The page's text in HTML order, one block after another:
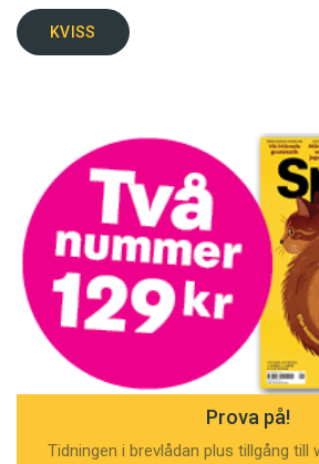
KVISS
Prova på!
Tidningen i brevlådan plus tillgång till